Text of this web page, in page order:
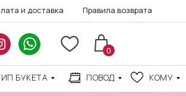
ПОВОД КОМУ
0
БУКЕТА
и доставка Правила возврата